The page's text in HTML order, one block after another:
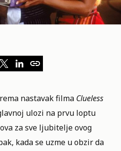
nastavak filma Clueless
ulozi na prvu loptu
za sve ljubitelje ovog
kada se uzme u obzir da